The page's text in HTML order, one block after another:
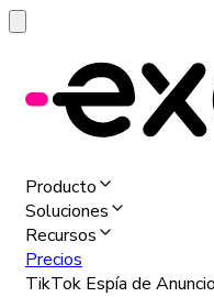
Producto
Soluciones
Recursos
Precios
TikTok Espía de